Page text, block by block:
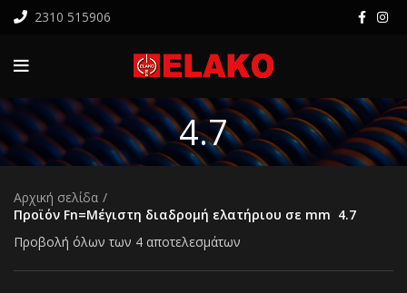
2310 515906
4.7
Αρχική σελίδα
Προϊόν Fn=Μέγιστη διαδρομή ελατήριου σε mm 4.7
Προβολή όλων των 4 αποτελεσμάτων